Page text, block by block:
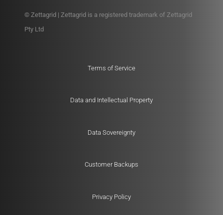
© Zettagrid | Zettagrid is a registered trademark of Zettagrid
Pty Ltd
Terms of Service
Data and Intellectual Property
Data Sovereignty
Customer Backups
Privacy Policy